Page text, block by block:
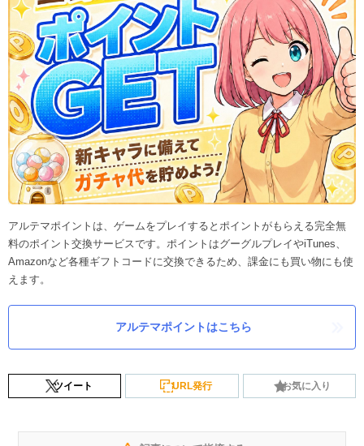
アルテマポイントは、ゲームをプレイするとポイントがもらえる完全無
料のポイント交換サービスです。ポイントはグーグルプレイやiTunes、
Amazonなど各種ギフトコードに交換できるため、課金にも買い物にも使
えます。
アルテマポイントはこちら
ツイート URL発行 お気に入り